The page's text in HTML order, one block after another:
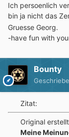
Ich persoenlich
bin ja nicht das
Gruesse Georg.
-have fun with
Bounty
Zitat:
Original
Meine